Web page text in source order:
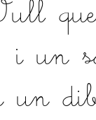
i un
un